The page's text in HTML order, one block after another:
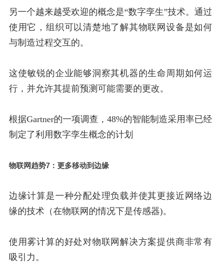
另一个越来越受欢迎的概念是“数字孪生”技术。通过
使用它，组织可以清楚地了解其物联网设备是如何
与制造过程交互的。
这使敏锐的企业能够洞察其机器的生命周期如何运
行，并允许其提前预测可能需要的更改。
根据Gartner的一项调查，48%的智能制造采用率已经
制定了利用数字孪生概念的计划
物联网趋势7：更多移动到边缘
边缘计算是一种分配处理负载并使其更接近网络边
缘的技术（在物联网的情况下是传感器)。
使用雾计算的好处对物联网解决方案提供商非常有
吸引力。